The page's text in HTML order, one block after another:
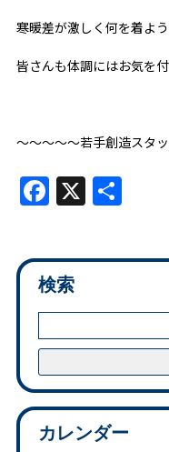
寒暖差が激しく何を着よ
皆さんも体調にはお気を
～～～～～若手創造スタ
Facebook
X 共
有
検索
カレンダー